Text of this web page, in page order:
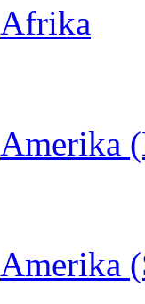
Afrika
Amerika
Amerika